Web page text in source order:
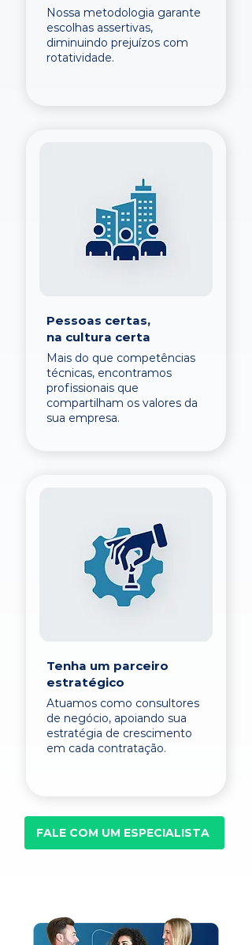
Nossa metodologia garante
escolhas assertivas,
diminuindo prejuízos com
rotatividade.
Pessoas certas,
na cultura certa
Mais do que competências
técnicas, encontramos
profissionais que
compartilham os valores da
sua empresa.
Tenha um parceiro
estratégico
Atuamos como consultores
de negócio, apoiando sua
estratégia de crescimento
em cada contratação.
FALE COM UM ESPECIALISTA